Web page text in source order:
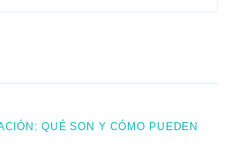
QUÉ SON Y CÓMO PUEDEN